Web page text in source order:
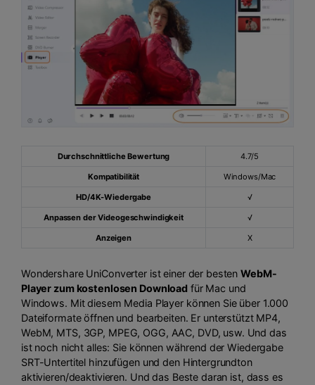
Durchschnittliche Bewertung 4.7/5
Kompatibilität Windows/Mac
HD/4K-Wiedergabe √
Anpassen der Videogeschwindigkeit √
Anzeigen X
Wondershare UniConverter ist einer der bestenWebM-
Player zum kostenlosen Download für Mac und
Windows. Mit diesem Media Player können Sie über 1.000
Dateiformate öffnen und bearbeiten. Er unterstützt MP4,
WebM, MTS, 3GP, MPEG, OGG, AAC, DVD, usw. Und das
ist noch nicht alles: Sie können während der Wiedergabe
SRT-Untertitel hinzufügen und den Hintergrundton
aktivieren/deaktivieren. Und das Beste daran ist, dass es